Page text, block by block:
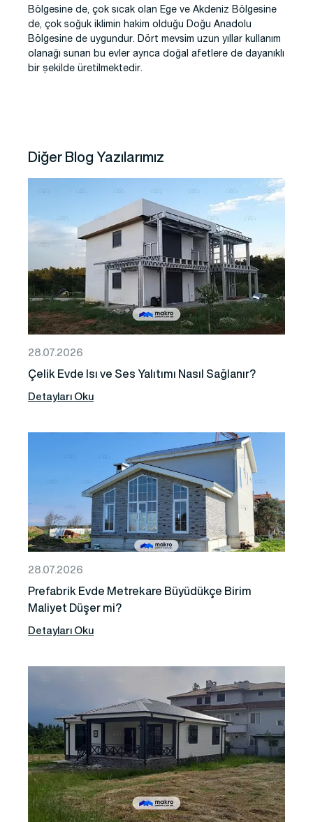
Bölgesine de, çok sıcak olan Ege ve Akdeniz Bölgesine
de, çok soğuk iklimin hakim olduğu Doğu Anadolu
Bölgesine de uygundur. Dört mevsim uzun yıllar kullanım
olanağı sunan bu evler ayrıca doğal afetlere de dayanıklı
bir şekilde üretilmektedir.
Diğer Blog Yazılarımız
28.07.2026
Çelik Evde Isı ve Ses Yalıtımı Nasıl Sağlanır?
Detayları Oku
28.07.2026
Prefabrik Evde Metrekare Büyüdükçe Birim
Maliyet Düşer mi?
Detayları Oku